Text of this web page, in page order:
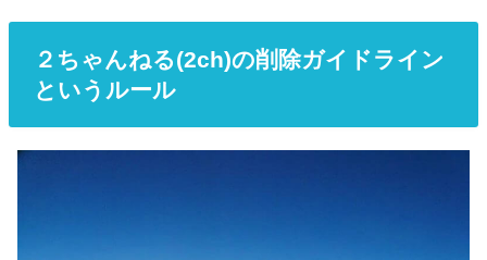
２ちゃんねる(2ch)の削除ガイドライン
というルール